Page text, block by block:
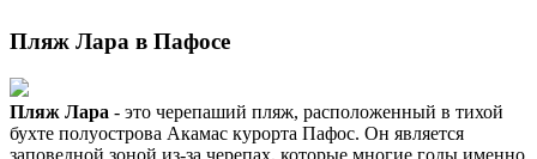
Пляж Лара в Пафосе
Пляж Лара - это черепаший пляж, расположенный в тихой
бухте полуострова Акамас курорта Пафос. Он является
заповедной зоной из-за черепах, которые многие годы именно